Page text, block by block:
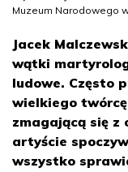
Muzeum Narodowego
Jacek
wątki
ludowe. Często
wielkiego
zmagającą się z
artyście
wszystko